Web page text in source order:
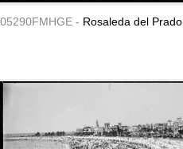
05290FMHGE - Rosaleda del Prado.